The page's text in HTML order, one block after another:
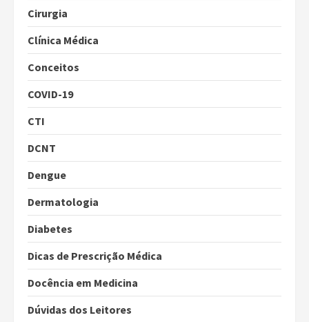
Cirurgia
Clínica Médica
Conceitos
COVID-19
CTI
DCNT
Dengue
Dermatologia
Diabetes
Dicas de Prescrição Médica
Docência em Medicina
Dúvidas dos Leitores